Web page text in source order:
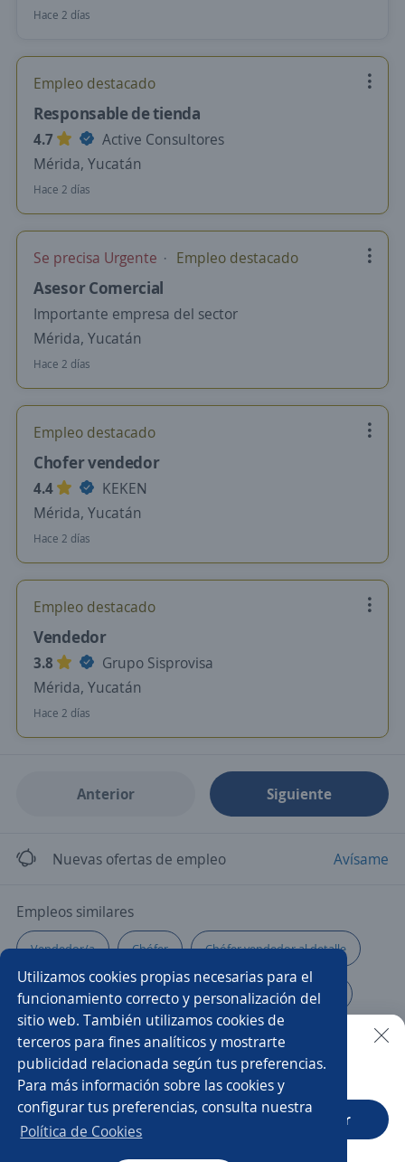
Utilizamos cookies propias necesarias para el
funcionamiento correcto y personalización del
sitio web. También utilizamos cookies de
terceros para fines analíticos y mostrarte
publicidad relacionada según tus preferencias.
Para más información sobre las cookies y
configurar tus preferencias, consulta nuestra
Política de Cookies
Hace 2 días
Empleo destacado
Responsable de tienda
4.7
Active Consultores
Mérida, Yucatán
Hace 2 días
Se precisa Urgente Empleo destacado
Asesor Comercial
Importante empresa del sector
Mérida, Yucatán
Hace 2 días
Empleo destacado
Chofer vendedor
4.4
KEKEN
Mérida, Yucatán
Hace 2 días
Empleo destacado
Vendedor
3.8
Grupo Sisprovisa
Mérida, Yucatán
Hace 2 días
Anterior Siguiente
Nuevas ofertas de empleo Avísame
Empleos similares
Vendedor/a Chófer Chófer vendedor al detalle
Chófer ayudante Chófer ventas Comisionista
Cobrador motociclista Chófer vendedor
Chófer de reparto Vendedor motociclista
Vendedor autoventa
Buscar es más fácil en la app
CT App Abrir